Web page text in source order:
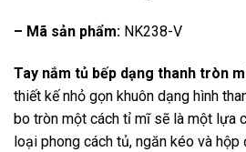
– Mã sản phẩm: NK238-V
Tay nắm tủ bếp dạng thanh tròn
thiết kế nhỏ gọn khuôn dạng hình
bo tròn một cách tỉ mĩ sẽ là một lựa
loại phong cách tủ, ngăn kéo và hộp